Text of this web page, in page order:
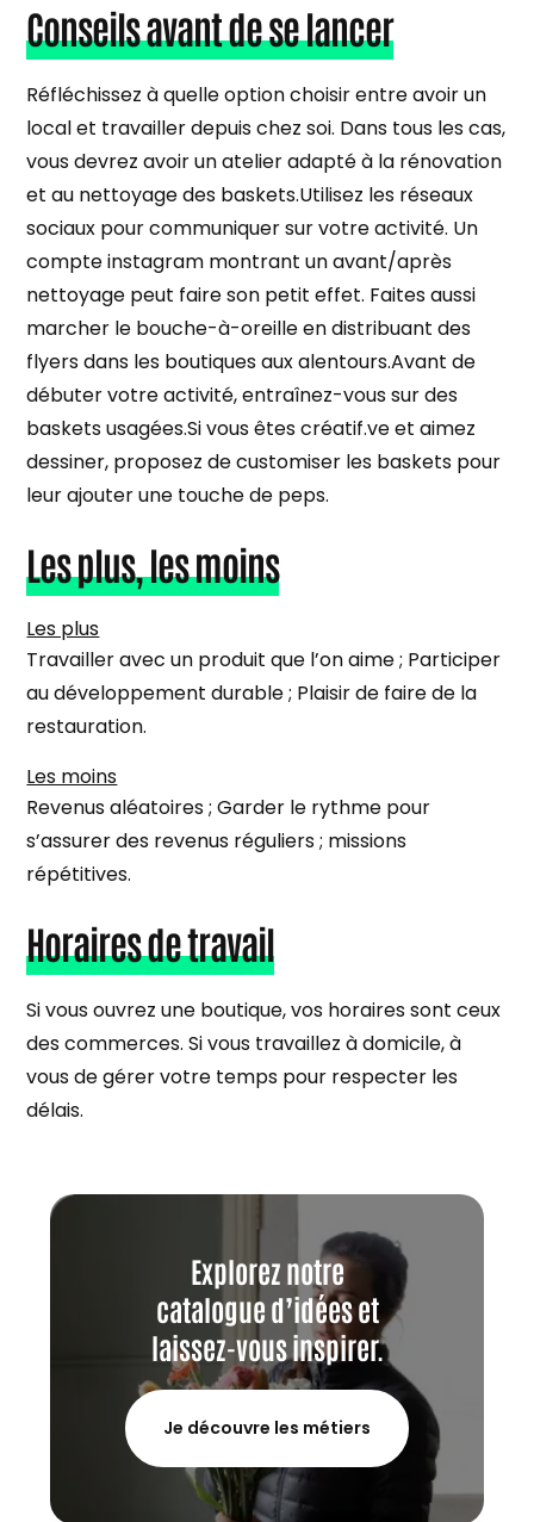
Conseils avant de se lancer
Réfléchissez à quelle option choisir entre avoir un
local et travailler depuis chez soi. Dans tous les cas,
vous devrez avoir un atelier adapté à la rénovation
et au nettoyage des baskets.Utilisez les réseaux
sociaux pour communiquer sur votre activité. Un
compte instagram montrant un avant/après
nettoyage peut faire son petit effet. Faites aussi
marcher le bouche-à-oreille en distribuant des
flyers dans les boutiques aux alentours.Avant de
débuter votre activité, entraînez-vous sur des
baskets usagées.Si vous êtes créatif.ve et aimez
dessiner, proposez de customiser les baskets pour
leur ajouter une touche de peps.
Les plus, les moins
Les plus
Travailler avec un produit que l’on aime ; Participer
au développement durable ; Plaisir de faire de la
restauration.
Les moins
Revenus aléatoires ; Garder le rythme pour
s’assurer des revenus réguliers ; missions
répétitives.
Horaires de travail
Si vous ouvrez une boutique, vos horaires sont ceux
des commerces. Si vous travaillez à domicile, à
vous de gérer votre temps pour respecter les
délais.
Explorez notre
catalogue d’idées et
laissez-vous inspirer.
Je découvre les métiers